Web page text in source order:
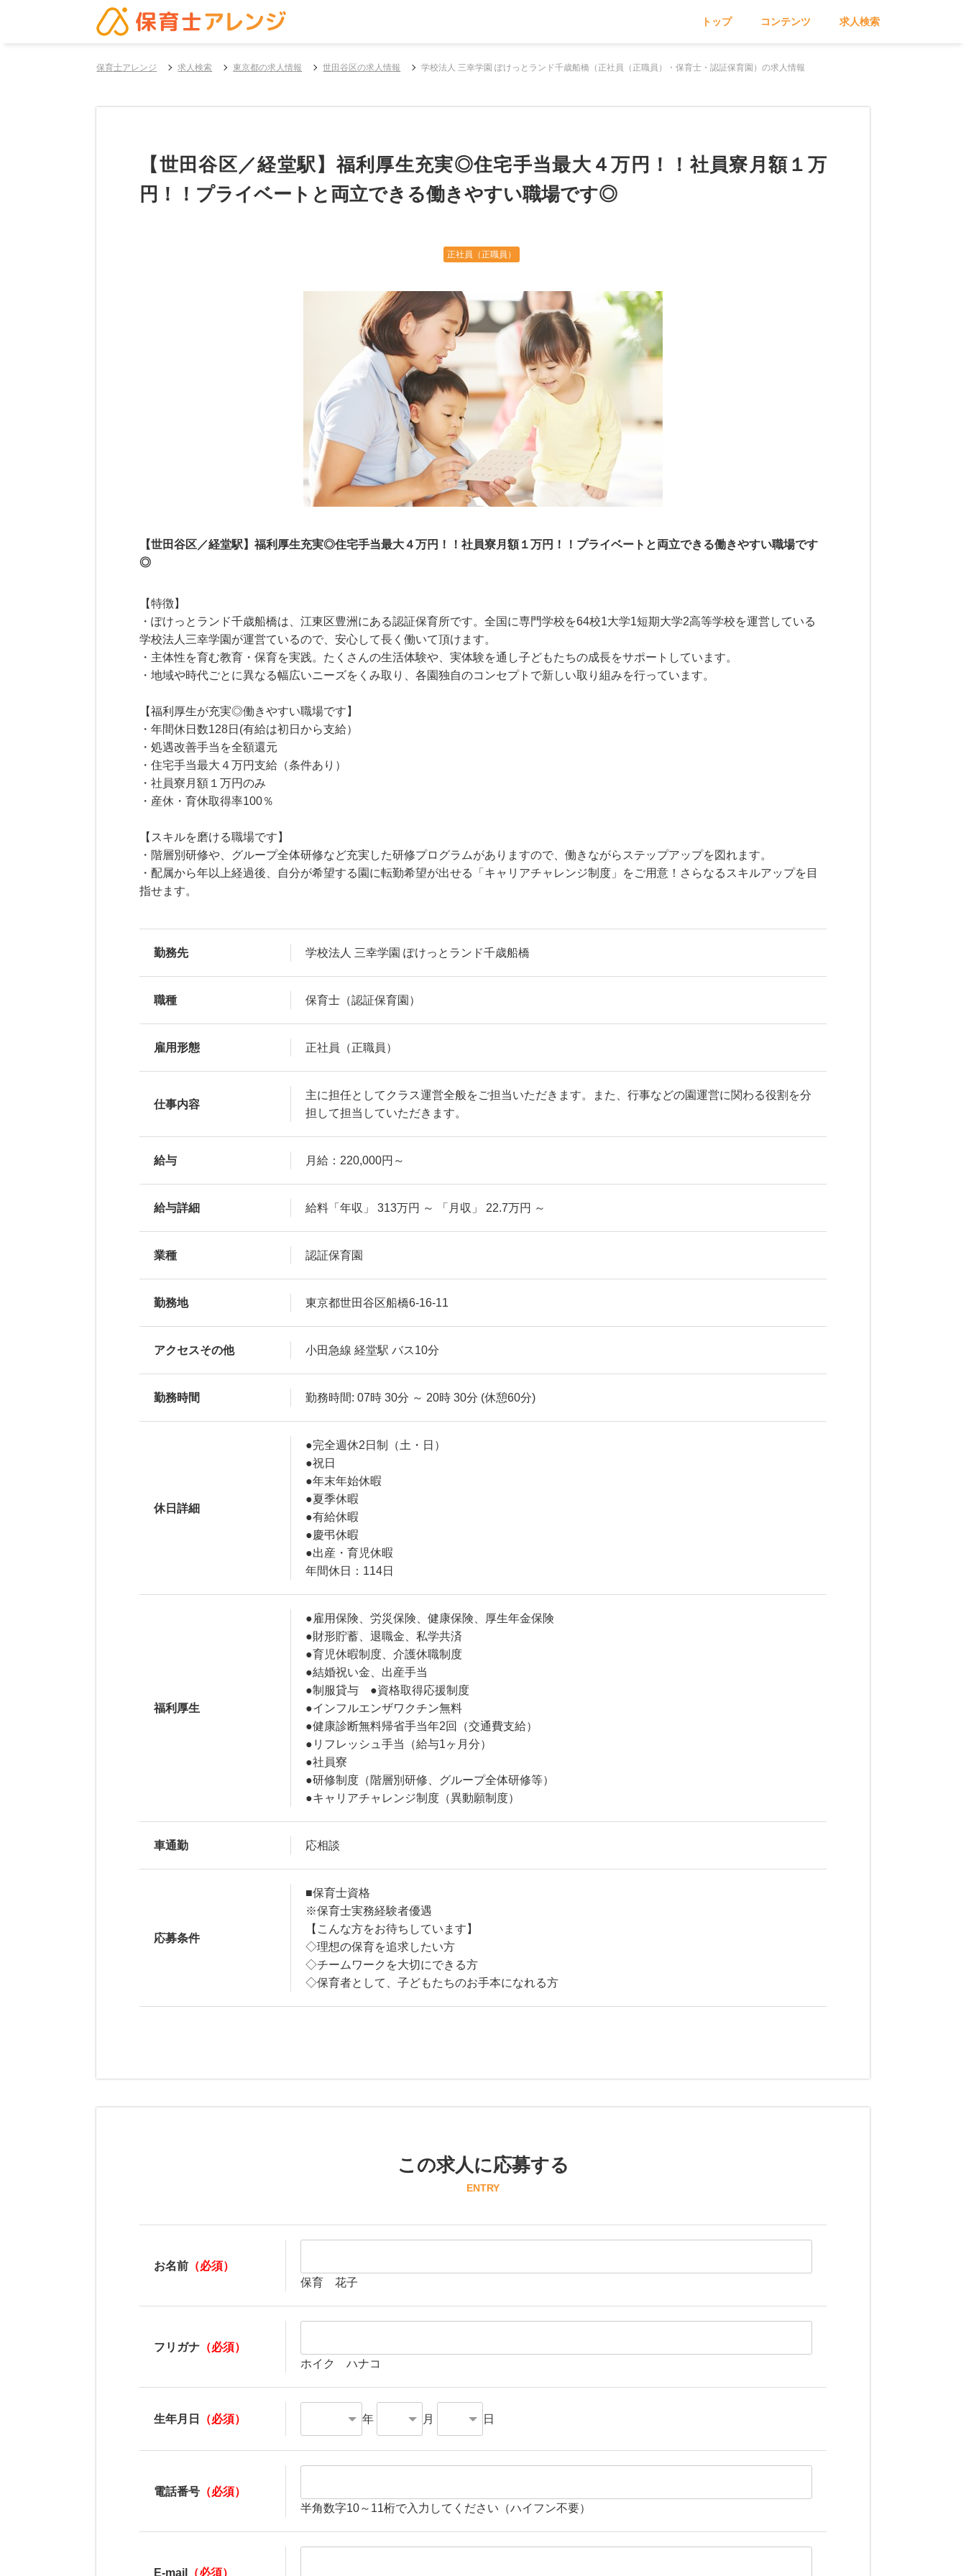
トップ コンテンツ 求人検索
保育士アレンジ 求人検索 東京都の求人情報 世田谷区の求人情報 学校法人 三幸学園 ぽけっとランド千歳船橋（正社員（正職員）・保育士・認証保育園）の求人情報
【世田谷区／経堂駅】福利厚生充実◎住宅手当最大４万円！！社員寮月額１万
円！！プライベートと両立できる働きやすい職場です◎
正社員（正職員）
【世田谷区／経堂駅】福利厚生充実◎住宅手当最大４万円！！社員寮月額１万円！！プライベートと両立できる働きやすい職場です
◎
【特徴】
・ぽけっとランド千歳船橋は、江東区豊洲にある認証保育所です。全国に専門学校を64校1大学1短期大学2高等学校を運営している
学校法人三幸学園が運営ているので、安心して長く働いて頂けます。
・主体性を育む教育・保育を実践。たくさんの生活体験や、実体験を通し子どもたちの成長をサポートしています。
・地域や時代ごとに異なる幅広いニーズをくみ取り、各園独自のコンセプトで新しい取り組みを行っています。
【福利厚生が充実◎働きやすい職場です】
・年間休日数128日(有給は初日から支給）
・処遇改善手当を全額還元
・住宅手当最大４万円支給（条件あり）
・社員寮月額１万円のみ
・産休・育休取得率100％
【スキルを磨ける職場です】
・階層別研修や、グループ全体研修など充実した研修プログラムがありますので、働きながらステップアップを図れます。
・配属から年以上経過後、自分が希望する園に転勤希望が出せる「キャリアチャレンジ制度」をご用意！さらなるスキルアップを目
指せます。
勤務先 学校法人 三幸学園 ぽけっとランド千歳船橋
職種 保育士（認証保育園）
雇用形態 正社員（正職員）
仕事内容
主に担任としてクラス運営全般をご担当いただきます。また、行事などの園運営に関わる役割を分
担して担当していただきます。
給与 月給：220,000円～
給与詳細 給料「年収」 313万円 ～ 「月収」 22.7万円 ～
業種 認証保育園
勤務地 東京都世田谷区船橋6-16-11
アクセスその他 小田急線 経堂駅 バス10分
勤務時間 勤務時間: 07時 30分 ～ 20時 30分 (休憩60分)
休日詳細
●完全週休2日制（土・日）
●祝日
●年末年始休暇
●夏季休暇
●有給休暇
●慶弔休暇
●出産・育児休暇
年間休日：114日
福利厚生
●雇用保険、労災保険、健康保険、厚生年金保険
●財形貯蓄、退職金、私学共済
●育児休暇制度、介護休職制度
●結婚祝い金、出産手当
●制服貸与 ●資格取得応援制度
●インフルエンザワクチン無料
●健康診断無料帰省手当年2回（交通費支給）
●リフレッシュ手当（給与1ヶ月分）
●社員寮
●研修制度（階層別研修、グループ全体研修等）
●キャリアチャレンジ制度（異動願制度）
車通勤 応相談
応募条件
■保育士資格
※保育士実務経験者優遇
【こんな方をお待ちしています】
◇理想の保育を追求したい方
◇チームワークを大切にできる方
◇保育者として、子どもたちのお手本になれる方
この求人に応募する
ENTRY
お名前 （必須）
保育 花子
フリガナ （必須）
ホイク ハナコ
生年月日 （必須） 年 月 日
電話番号 （必須）
半角数字10～11桁で入力してください（ハイフン不要）
E-mail （必須）